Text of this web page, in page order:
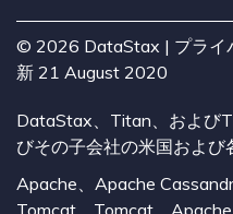
© 2026 DataStax | プライ
新 21 August 2020
DataStax、Titan、および
びその子会社の米国および
Apache、Apache
Tomcat、Tomcat、